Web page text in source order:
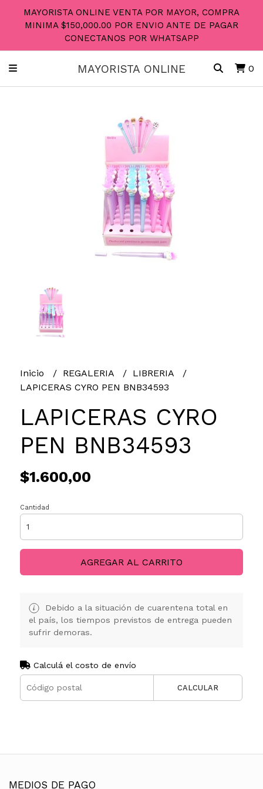
MAYORISTA ONLINE VENTA POR MAYOR, COMPRA
MINIMA $150,000.00 POR ENVIO ANTE DE PAGAR
CONECTANOS POR WHATSAPP
MAYORISTA ONLINE 0
Inicio REGALERIA
LIBRERIA
LAPICERAS CYRO PEN BNB34593
LAPICERAS CYRO
PEN BNB34593
$1.600,00
Cantidad
AGREGAR AL CARRITO
Debido a la situación de cuarentena total en
el país, los tiempos previstos de entrega pueden
sufrir demoras.
Calculá el costo de envío
CALCULAR
MEDIOS DE PAGO